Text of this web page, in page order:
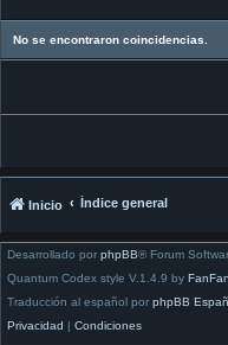
No se encontraron coincidencias.
Inicio Índice general
Desarrollado por phpBB® Forum
Quantum Codex style V.1.4.9 by
Traducción al español por phpBB
Privacidad
Condiciones